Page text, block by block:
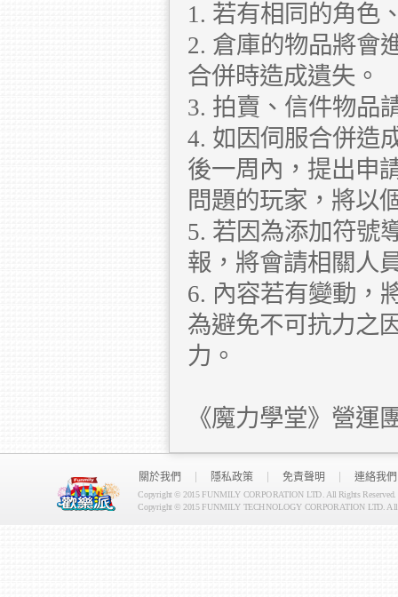
1. 若有相同的角色
2. 倉庫的物品將會
合併時造成遺失。
3. 拍賣、信件物品
4. 如因伺服合併造
後一周內，提出申
問題的玩家，將以
5. 若因為添加符號
報，將會請相關人
6. 內容若有變動，
為避免不可抗力之
力。
《魔力學堂》營運
關於我們 隱私政策 免責聲明 連絡我們
Copyright © 2015 FUNMILY CORPORATION LTD. All Rights Reserved.
Copyright © 2015 FUNMILY TECHNOLOGY CORPORATION LTD. All